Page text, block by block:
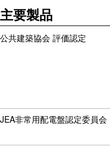
主要製品
公共建築協会 評価認定
JEA非常用配電盤認定委員会